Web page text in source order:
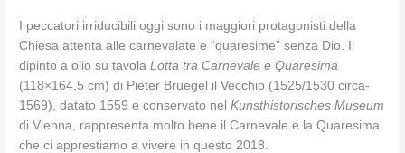
I peccatori irriducibili oggi sono i maggiori protagonisti della
Chiesa attenta alle carnevalate e “quaresime” senza Dio. Il
dipinto a olio su tavolaLotta tra Carnevale e Quaresima
(118×164,5 cm) di Pieter Bruegel il Vecchio (1525/1530 circa-
1569), datato 1559 e conservato nelKunsthistorisches Museum
di Vienna, rappresenta molto bene il Carnevale e la Quaresima
che ci apprestiamo a vivere in questo 2018.